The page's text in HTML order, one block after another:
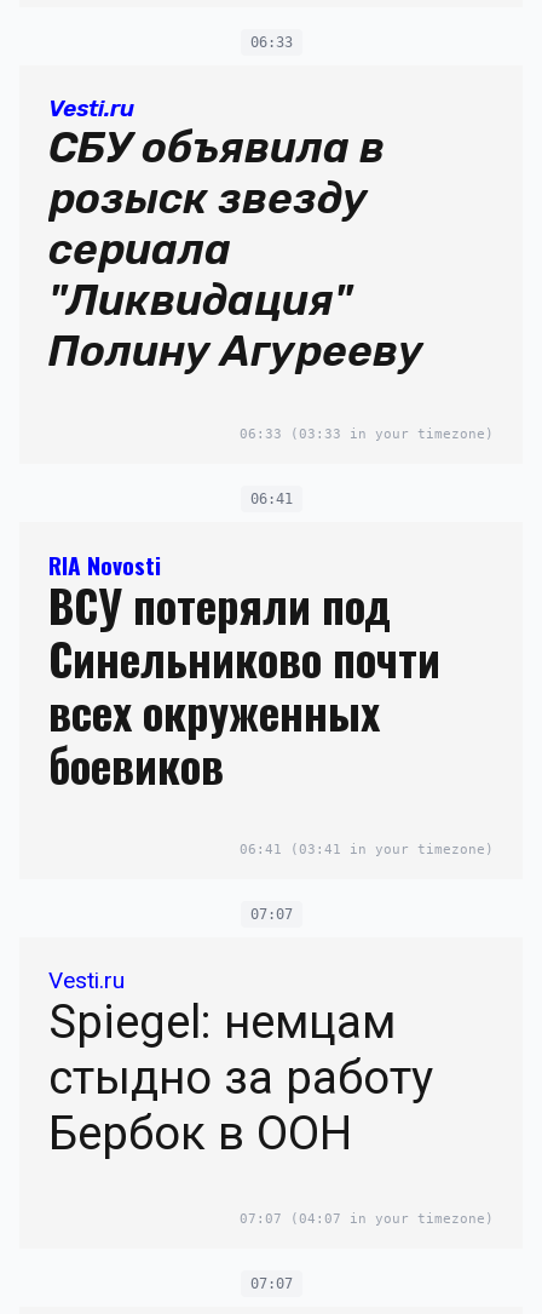
06:33
Vesti.ru
СБУ объявила в
розыск звезду
сериала
"Ликвидация"
Полину Агурееву
06:33 (03:33 in your timezone)
06:41
RIA Novosti
ВСУ потеряли под
Синельниково почти
всех окруженных
боевиков
06:41 (03:41 in your timezone)
07:07
Vesti.ru
Spiegel: немцам
стыдно за работу
Бербок в ООН
07:07 (04:07 in your timezone)
07:07